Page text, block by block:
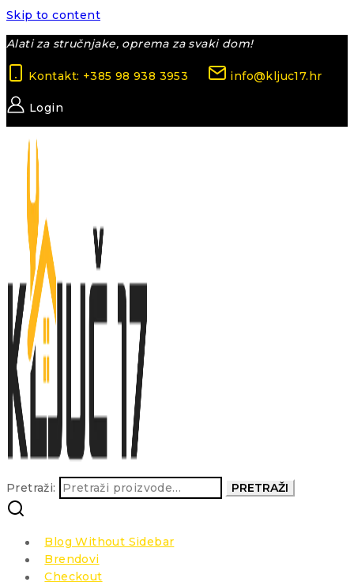
Skip to content
Alati za stručnjake, oprema za svaki dom!
Kontakt: +385 98 938 3953 info@kljuc17.hr
Login
Pretraži: PRETRAŽI
Blog Without Sidebar
Brendovi
Checkout